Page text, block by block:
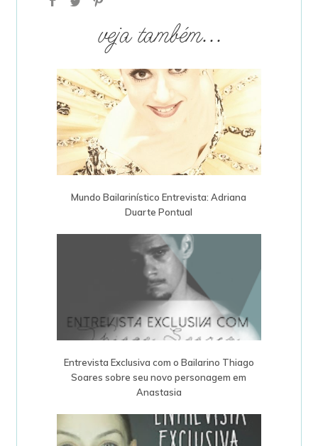
veja também...
Mundo Bailarinístico Entrevista: Adriana
Duarte Pontual
Entrevista Exclusiva com o Bailarino Thiago
Soares sobre seu novo personagem em
Anastasia